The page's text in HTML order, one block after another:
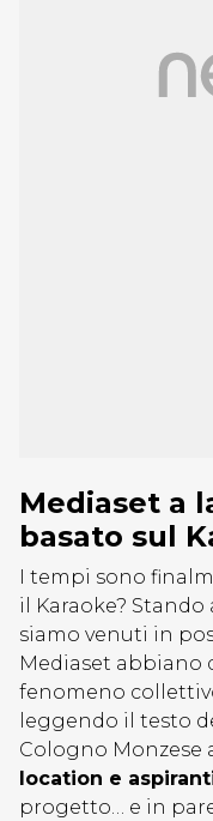
Mediaset a
basato sul
I tempi sono
il Karaoke?
siamo venuti in
Mediaset abbiano
fenomeno
leggendo il testo
Cologno Monzese
location e
progetto… e in